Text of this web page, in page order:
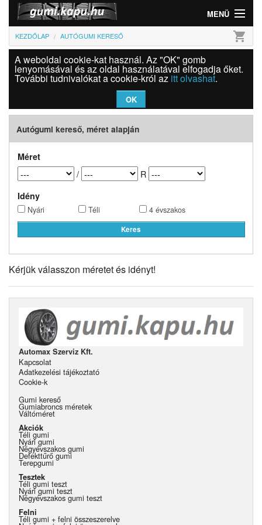
MENÜ
Gumi
Felni
KEZDŐLAP AUTÓGUMI KERESŐ shopping_cart
A weboldal cookie-kat használ. Az "OK" gomb
lenyomásával és az oldal használatával elfogadja őket.
További tudnivalókat a cookie-król az itt olvashat.
OK
Autógumi kereső, méret alapján
Méret
/ R
Idény
Nyári Téli 4 évszakos
Kérjük válasszon méretet és idényt!
Automax Szerviz Kft.
Kapcsolat
Adatkezelési tájékoztató
Cookie-k
Gumi kereső
Gumiabroncs méretek
Váltóméret
Akciók
Téli gumi
Nyári gumi
Négyévszakos gumi
Defekttűrő gumi
Terepgumi
Tesztek
Téli gumi teszt
Nyári gumi teszt
Négyévszakos gumi teszt
Felni
Téli gumi + felni összeszerelve